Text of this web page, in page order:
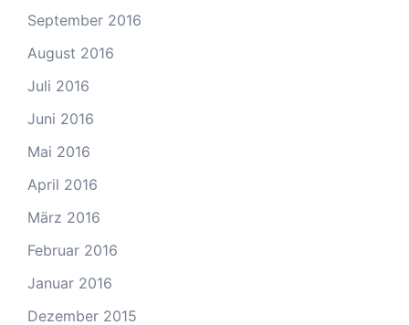
September 2016
August 2016
Juli 2016
Juni 2016
Mai 2016
April 2016
März 2016
Februar 2016
Januar 2016
Dezember 2015